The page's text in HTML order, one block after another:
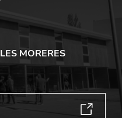
LES MORERES